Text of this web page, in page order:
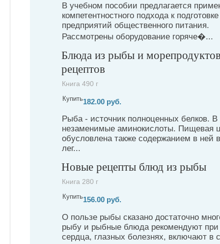
В учебном пособии предлагается
компетентностного подхода к
предприятий общественного питания.
Рассмотрены оборудование горяче�...
Блюда из рыбы и
рецептов
Книга 490 г
Купить182.00 руб.
Рыба - источник полноценных белков.
незаменимые аминокислоты. Пищевая
обусловлена также содержанием в ней
лег...
Новые рецепты блюд из рыбы
Книга 280 г
Купить156.00 руб.
О пользе рыбы сказано достаточно
рыбу и рыбные блюда рекомендуют при
сердца, глазных болезнях, включают в